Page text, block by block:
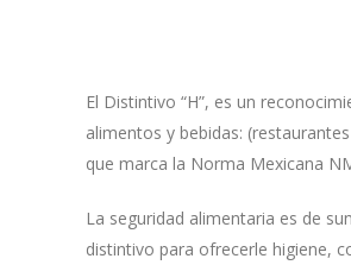
El Distintivo “H”, es un
alimentos y bebidas:
que marca la Norma Mexicana
La seguridad alimentaria es de
distintivo para ofrecerle higiene,